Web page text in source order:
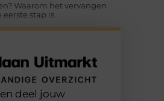
Waarom het vervangen
stap is
en deel jouw